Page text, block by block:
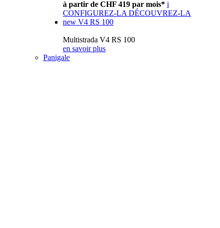
à partir de CHF 419 par mois* i
CONFIGUREZ-LA DÉCOUVREZ-LA
new V4 RS 100
Multistrada V4 RS 100
en savoir plus
Panigale